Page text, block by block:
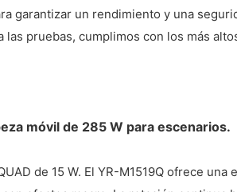
garantizar un rendimiento y una
pruebas, cumplimos con los más
móvil de 285 W para escenarios.
de 15 W. El YR-M1519Q ofrece